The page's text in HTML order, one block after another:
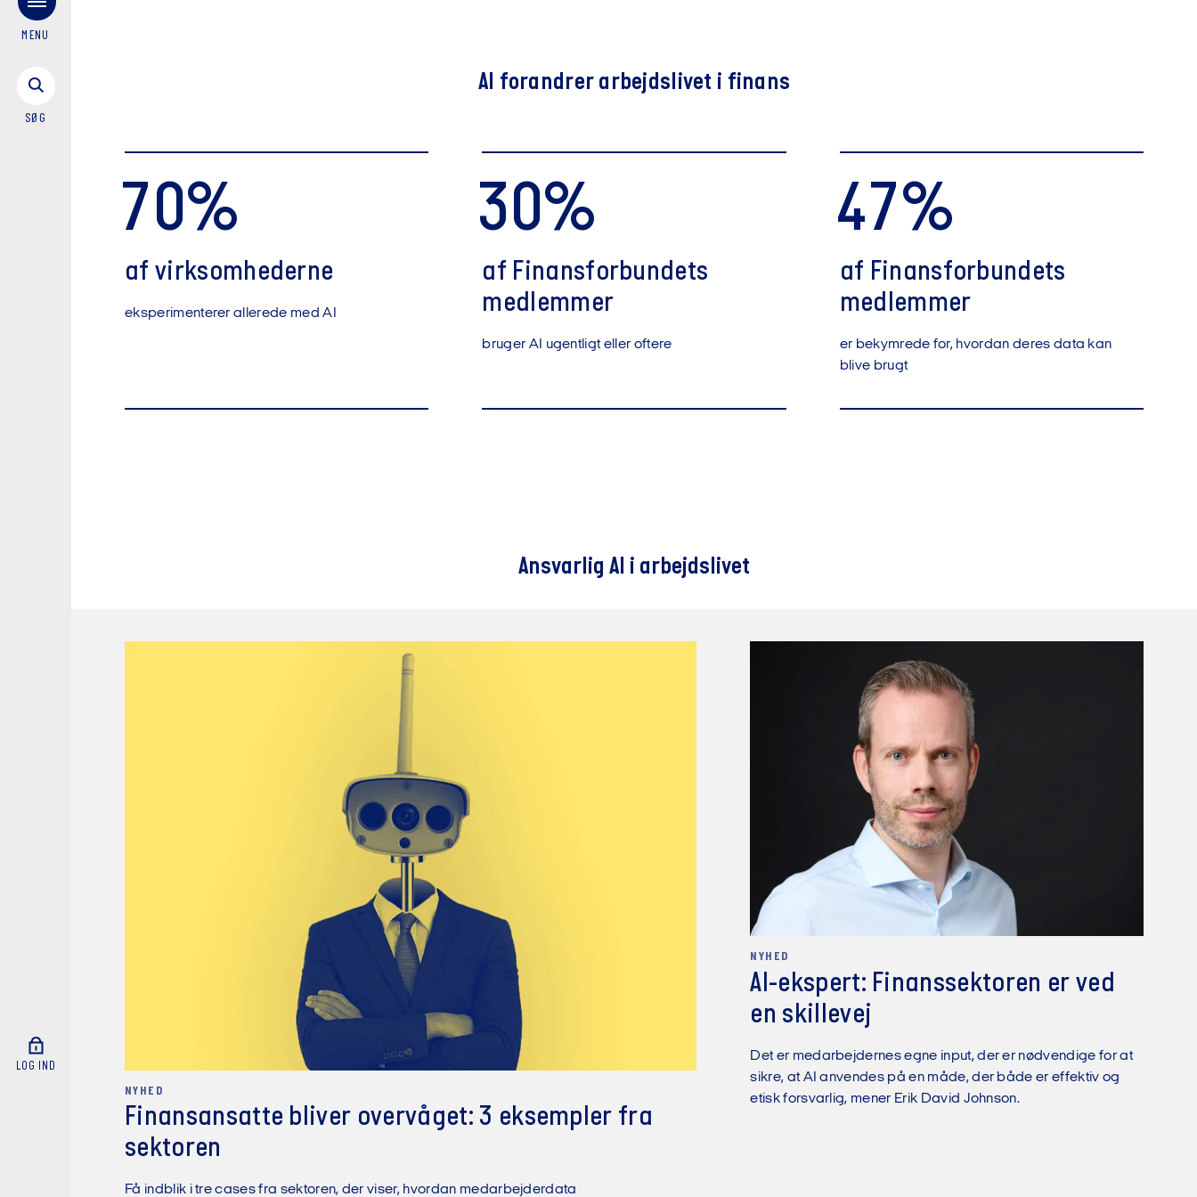
MENU
SØG
LOG IND
AI forandrer arbejdslivet i finans
70%
af virksomhederne
eksperimenterer allerede med AI
30%
af Finansforbundets
medlemmer
bruger AI ugentligt eller oftere
47%
af Finansforbundets
medlemmer
er bekymrede for, hvordan deres data kan
blive brugt
Ansvarlig AI i arbejdslivet
NYHED
Finansansatte bliver overvåget: 3 eksempler fra
sektoren
Få indblik i tre cases fra sektoren, der viser, hvordan medarbejderdata
NYHED
AI-ekspert: Finanssektoren er ved
en skillevej
Det er medarbejdernes egne input, der er nødvendige for at
sikre, at AI anvendes på en måde, der både er effektiv og
etisk forsvarlig, mener Erik David Johnson.